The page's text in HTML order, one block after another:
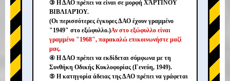
③ Η ΔΑΟ πρέπει να είναι σε μορφή ΧΆΡΤΙΝΟΥ
ΒΙΒΛΙΑΡΊΟΥ.
(Οι περισσότερες έγκυρες ΔΑΟ έχουν γραμμένο
"1949" στο εξώφυλλο.)Αν στο εξώφυλλο είναι
γραμμένο "1968", παρακαλώ επικοινωνήστε μαζί
μας.
④ Η ΔΑΟ πρέπει να εκδίδεται σύμφωνα με τη
Συνθήκη Οδικής Κυκλοφορίας (Γενεύη, 1949).
⑤ Η κατηγορία άδειας της ΔΑΟ πρέπει να γράφεται